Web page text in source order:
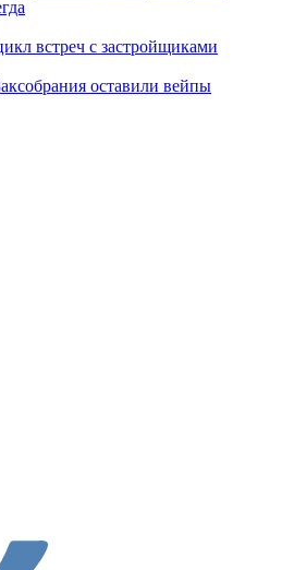
встреч с застройщиками
оставили вейпы